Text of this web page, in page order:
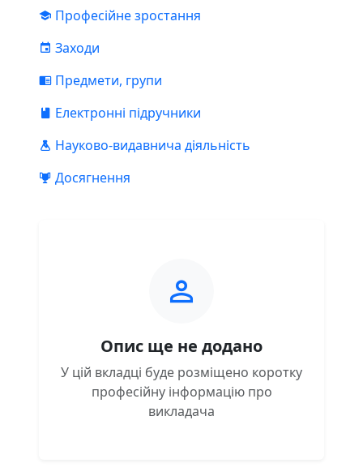
Професійне зростання
Заходи
Предмети, групи
Електронні підручники
Науково-видавнича діяльність
Досягнення
Опис ще не додано
У цій вкладці буде розміщено коротку
професійну інформацію про
викладача